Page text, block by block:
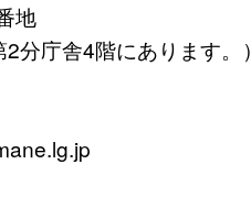
地
分庁舎4階にあります。）